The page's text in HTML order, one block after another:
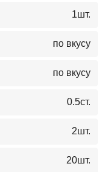
1шт.
по вкусу
по вкусу
0.5ст.
2шт.
20шт.